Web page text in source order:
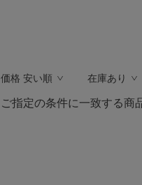
価格 安い順 在庫あり
ご指定の条件に一致する商